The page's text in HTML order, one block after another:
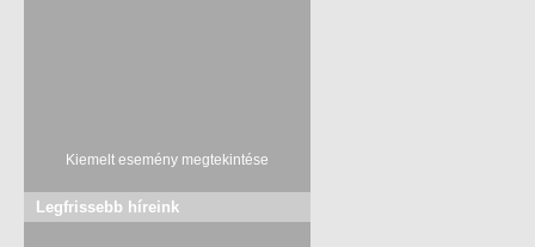
Kiemelt esemény megtekintése
Legfrissebb híreink